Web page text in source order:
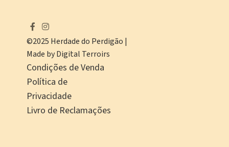
©2025 Herdade do Perdigão |
Made by Digital Terroirs
Condições de Venda
Política de